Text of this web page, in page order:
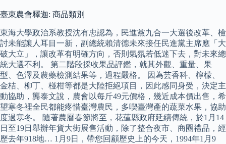
臺東農會釋迦: 商品類別
東海大學政治系教授沈有忠認為，民進黨九合一大選後改革、檢
討未能讓人耳目一新，副總統賴清德未來接任民進黨主席應「大
破大立」，讓改革有明確方向，否則氣氛若低迷下去，對未來總
統大選不利。 第二階段採收果品評鑑，就其外觀、重量、果
型、色澤及農藥檢測結果等，過程嚴格。 因為芸香科、檸檬、
金桔、柳丁、椪柑等都是大陸拒絕項目，因此感同身受，決定主
動協助，龔泰文說，農會以每斤49元價格，幾近成本價出售，希
望寒冬裡全民都能疼惜臺灣農民，多喫臺灣產的蔬菜水果，協助
度過寒冬。 隨著農曆春節將至，花蓮縣政府延續傳統，於1月14
日至19日舉辦年貨大街展售活動，除了整合夜市、商圈禮品，經
歷去年918地… 1月9日，帶您回顧歷史上的今天，1994年1月9